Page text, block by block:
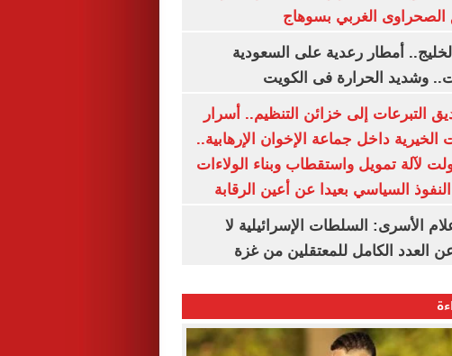
الصحراوى الغربي بسوهاج
أمطار رعدية على السعودية
وشديد الحرارة فى الكويت
التبرعات إلى خزائن التنظيم.. أسرار
الخيرية داخل جماعة الإخوان الإرهابية..
لآلة تمويل واستقطاب وبناء الولاءات
السياسي بعيدا عن أعين الرقابة
الأسرى: السلطات الإسرائيلية لا
العدد الكامل للمعتقلين من غزة